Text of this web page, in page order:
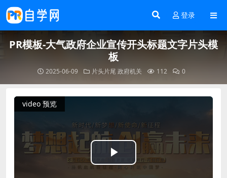
登录
PR模板-大气政府企业宣传开头标题文字片头模
板
2025-06-09 片头片尾政府机关 112 0
video 预览
Play